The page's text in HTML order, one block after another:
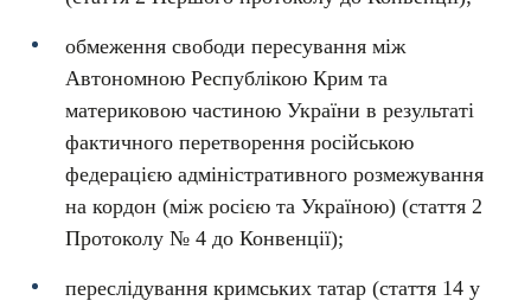
обмеження свободи пересування між
Автономною Республікою Крим та
материковою частиною України в результаті
фактичного перетворення російською
федерацією адміністративного розмежування
на кордон (між росією та Україною) (стаття 2
Протоколу № 4 до Конвенції);
переслідування кримських татар (стаття 14 у